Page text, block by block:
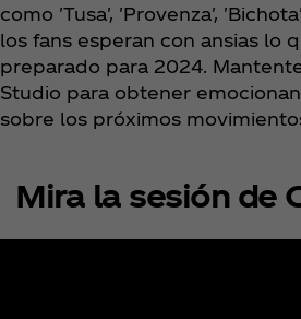
como 'Tusa', 'Provenza',
los fans esperan con ansias lo
preparado para 2024.
Studio para obtener
sobre los próximos
Mira la sesión de